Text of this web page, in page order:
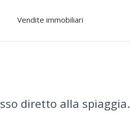
Vendite immobiliari
diretto alla spiaggia.